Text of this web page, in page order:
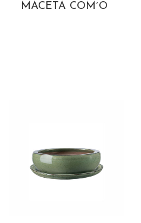
MACETA COM´O